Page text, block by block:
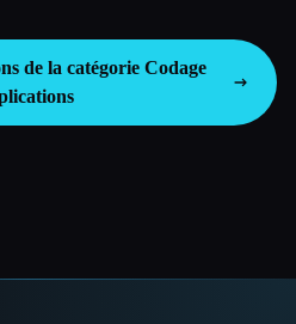
de la catégorie Codage